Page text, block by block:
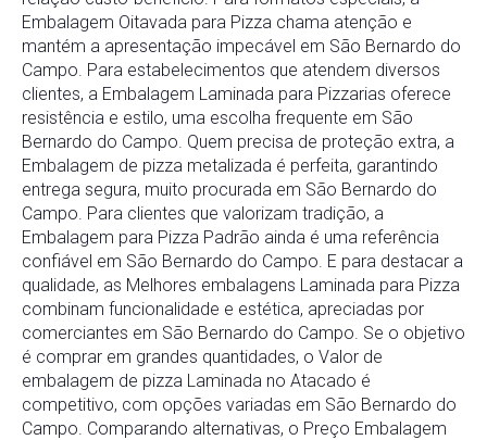
Embalagem Oitavada para Pizza chama atenção e
mantém a apresentação impecável em São Bernardo do
Campo. Para estabelecimentos que atendem diversos
clientes, a Embalagem Laminada para Pizzarias oferece
resistência e estilo, uma escolha frequente em São
Bernardo do Campo. Quem precisa de proteção extra, a
Embalagem de pizza metalizada é perfeita, garantindo
entrega segura, muito procurada em São Bernardo do
Campo. Para clientes que valorizam tradição, a
Embalagem para Pizza Padrão ainda é uma referência
confiável em São Bernardo do Campo. E para destacar a
qualidade, as Melhores embalagens Laminada para Pizza
combinam funcionalidade e estética, apreciadas por
comerciantes em São Bernardo do Campo. Se o objetivo
é comprar em grandes quantidades, o Valor de
embalagem de pizza Laminada no Atacado é
competitivo, com opções variadas em São Bernardo do
Campo. Comparando alternativas, o Preço Embalagem